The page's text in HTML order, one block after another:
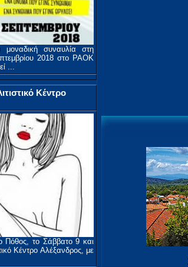
συναυλία στη
2018 στο PAOK
...
Κέντρο
Πόθος, το Σάββατο 9 και
Κέντρο Αλέξανδρος, με